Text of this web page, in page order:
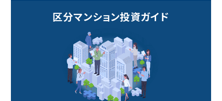
区分マンション投資ガイド